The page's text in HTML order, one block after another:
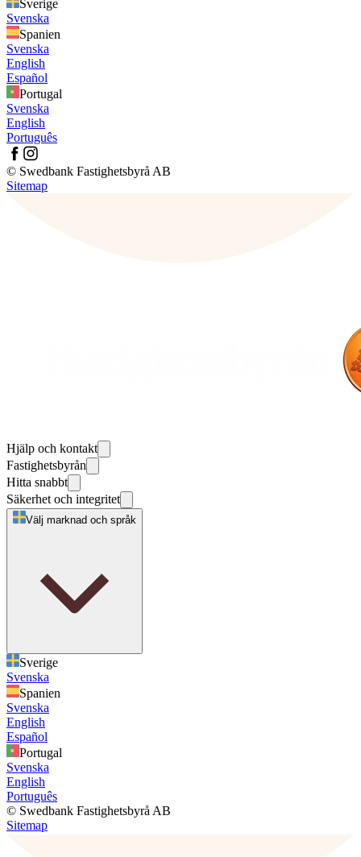
Sverige
Svenska
Spanien
Svenska
English
Español
Portugal
Svenska
English
Português
© Swedbank Fastighetsbyrå AB
Sitemap
Hjälp och kontakt
Fastighetsbyrån
Hitta snabbt
Säkerhet och integritet
Välj marknad och språk
Sverige
Svenska
Spanien
Svenska
English
Español
Portugal
Svenska
English
Português
© Swedbank Fastighetsbyrå AB
Sitemap